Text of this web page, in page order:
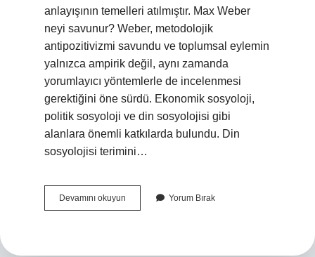
anlayışının temelleri atılmıştır. Max Weber
neyi savunur? Weber, metodolojik
antipozitivizmi savundu ve toplumsal eylemin
yalnızca ampirik değil, aynı zamanda
yorumlayıcı yöntemlerle de incelenmesi
gerektiğini öne sürdü. Ekonomik sosyoloji,
politik sosyoloji ve din sosyolojisi gibi
alanlara önemli katkılarda bulundu. Din
sosyolojisi terimini…
Devamını okuyun Sistematik
Din
Yorum Bırak